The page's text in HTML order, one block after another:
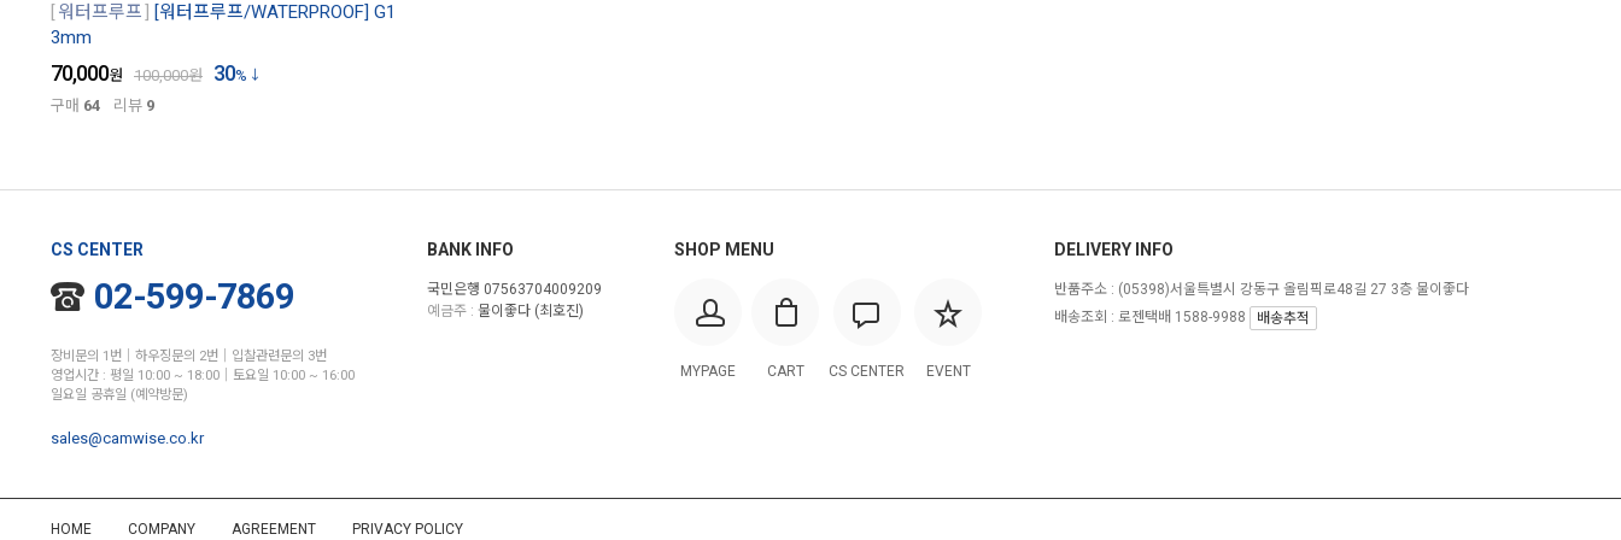
워터프루프
[워터프루프/WATERPROOF] G1
3mm
70,000원 100,000원 30%
구매 64 리뷰 9
CS CENTER
02-599-7869
장비문의 1번│하우징문의 2번│입찰관련문의 3번
영업시간 : 평일 10:00 ~ 18:00│토요일 10:00 ~ 16:00
일요일 공휴일 (예약방문)
sales@camwise.co.kr
BANK INFO
국민은행 07563704009209
예금주 : 물이좋다 (최호진)
SHOP MENU
MYPAGE CART CS CENTER EVENT
DELIVERY INFO
반품주소 : (05398)서울특별시 강동구 올림픽로48길 27 3층 물이좋다
배송조회 : 로젠택배 1588-9988
배송추적
HOME COMPANY AGREEMENT PRIVACY POLICY